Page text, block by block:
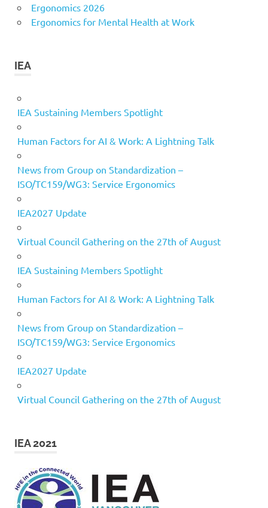
Ergonomics 2026
Ergonomics for Mental Health at Work
IEA
IEA Sustaining Members Spotlight
Human Factors for AI & Work: A Lightning Talk
News from Group on Standardization –
ISO/TC159/WG3: Service Ergonomics
IEA2027 Update
Virtual Council Gathering on the 27th of August
IEA Sustaining Members Spotlight
Human Factors for AI & Work: A Lightning Talk
News from Group on Standardization –
ISO/TC159/WG3: Service Ergonomics
IEA2027 Update
Virtual Council Gathering on the 27th of August
IEA 2021